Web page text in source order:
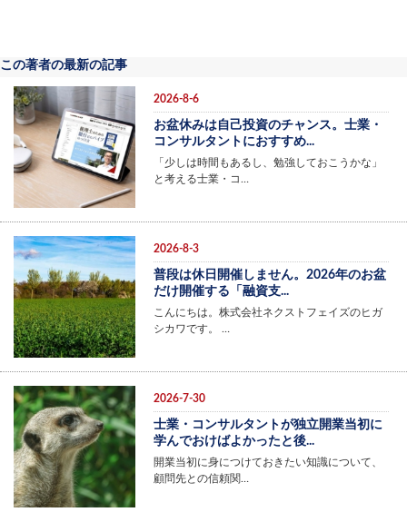
この著者の最新の記事
2026-8-6
お盆休みは自己投資のチャンス。士業・
コンサルタントにおすすめ...
「少しは時間もあるし、勉強しておこうかな」
と考える士業・コ…
2026-8-3
普段は休日開催しません。2026年のお盆
だけ開催する「融資支...
こんにちは。株式会社ネクストフェイズのヒガ
シカワです。 …
2026-7-30
士業・コンサルタントが独立開業当初に
学んでおけばよかったと後...
開業当初に身につけておきたい知識について、
顧問先との信頼関…